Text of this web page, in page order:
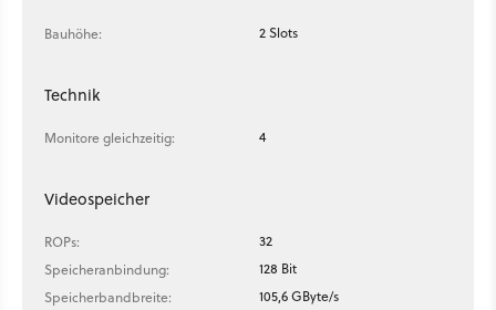
Bauhöhe: 2 Slots
Technik
Monitore gleichzeitig: 4
Videospeicher
ROPs:
32
Speicheranbindung:
128 Bit
Speicherbandbreite:
105,6 GByte/s